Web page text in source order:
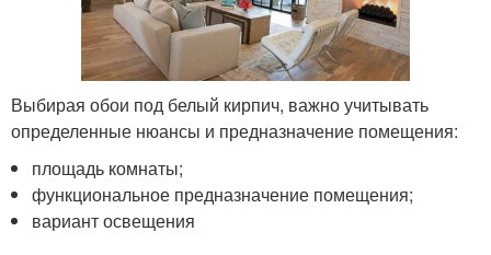
Выбирая обои под белый кирпич, важно учитывать
определенные нюансы и предназначение помещения:
площадь комнаты;
функциональное предназначение помещения;
вариант освещения